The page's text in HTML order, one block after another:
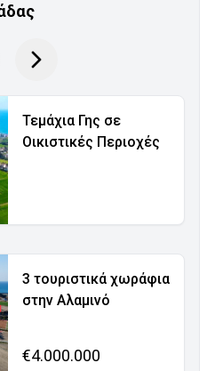
Τεμάχια Γης σε
Οικιστικές Περιοχές
3 τουριστικά χωράφια
στην Αλαμινό
€4.000.000